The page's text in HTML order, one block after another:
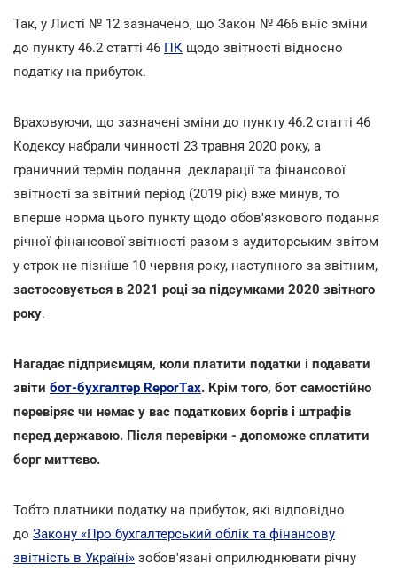
Так, у Листі № 12 зазначено, що Закон № 466 вніс зміни
до пункту 46.2 статті 46 ПК щодо звітності відносно
податку на прибуток.
Враховуючи, що зазначені зміни до пункту 46.2 статті 46
Кодексу набрали чинності 23 травня 2020 року, а
граничний термін подання декларації та фінансової
звітності за звітний період (2019 рік) вже минув, то
вперше норма цього пункту щодо обов'язкового подання
річної фінансової звітності разом з аудиторським звітом
у строк не пізніше 10 червня року, наступного за звітним,
застосовується в 2021 році за підсумками 2020 звітного
року.
Нагадає підприємцям, коли платити податки і подавати
звіти бот-бухгалтер ReporTах. Крім того, бот самостійно
перевіряє чи немає у вас податкових боргів і штрафів
перед державою. Після перевірки - допоможе сплатити
борг миттєво.
Тобто платники податку на прибуток, які відповідно
до Закону «Про бухгалтерський облік та фінансову
звітність в Україні» зобов'язані оприлюднювати річну